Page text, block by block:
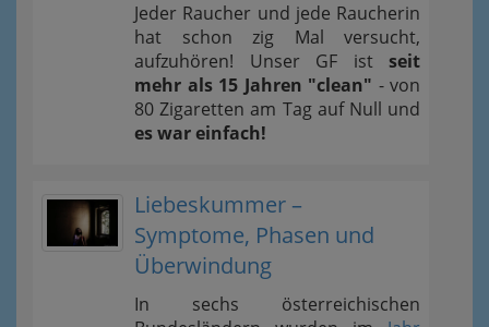
Jeder Raucher und jede Raucherin
hat schon zig Mal versucht,
aufzuhören! Unser GF ist seit
mehr als 15 Jahren "clean" - von
80 Zigaretten am Tag auf Null und
es war einfach!
Liebeskummer –
Symptome, Phasen und
Überwindung
In sechs österreichischen